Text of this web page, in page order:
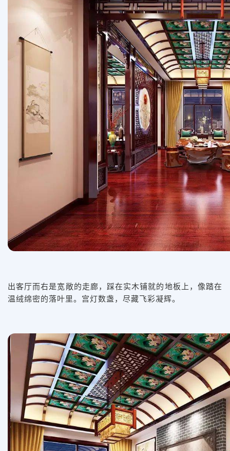
出客厅而右是宽敞的走廊，踩在实木铺就的地板上，像踏在
温绒绵密的落叶里。宫灯数盏，尽藏飞彩凝辉。